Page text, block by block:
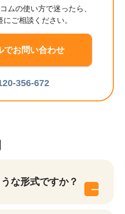
ムの使い方で迷ったら、
ご相談ください。
でお問い合わせ
356-672
な形式ですか？